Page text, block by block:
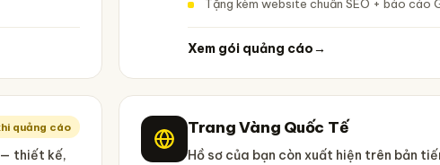
Tặng kèm website chuẩn SEO + báo cáo
Xem gói quảng cáo→
quảng cáo
— thiết kế,
Trang Vàng Quốc Tế
Hồ sơ của bạn còn xuất hiện trên bản